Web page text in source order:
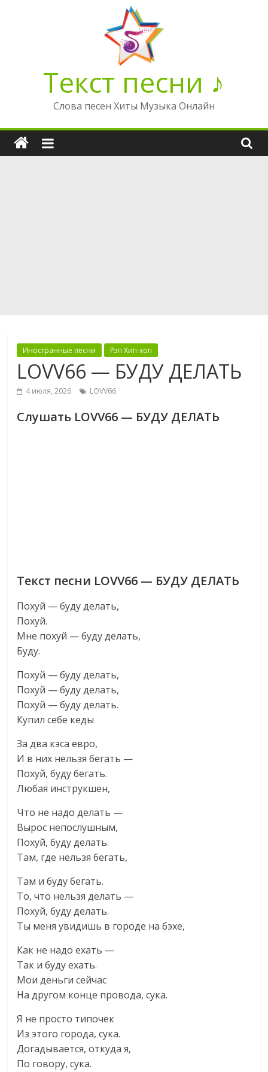
Текст песни ♪
Слова песен Хиты Музыка Онлайн
Иностранные песни Рэп Хип-хоп
LOVV66 — БУДУ ДЕЛАТЬ
4 июля, 2026 LOVV66
Слушать LOVV66 — БУДУ ДЕЛАТЬ
Текст песни LOVV66 — БУДУ ДЕЛАТЬ
Похуй — буду делать,
Похуй.
Мне похуй — буду делать,
Буду.
Похуй — буду делать,
Похуй — буду делать,
Похуй — буду делать.
Купил себе кеды
За два кэса евро,
И в них нельзя бегать —
Похуй, буду бегать.
Любая инструкшен,
Что не надо делать —
Вырос непослушным,
Похуй, буду делать.
Там, где нельзя бегать,
Там и буду бегать.
То, что нельзя делать —
Похуй, буду делать.
Ты меня увидишь в городе на бэхе,
Как не надо ехать —
Так и буду ехать.
Мои деньги сейчас
На другом конце провода, сука.
Я не просто типочек
Из этого города, сука.
Догадывается, откуда я,
По говору, сука.